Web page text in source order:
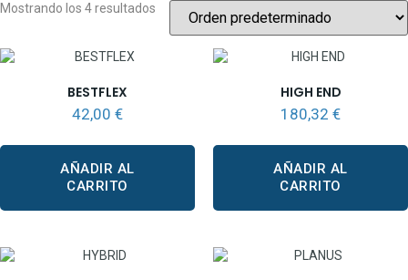
Mostrando los 4 resultados
BESTFLEX
42,00 €
AÑADIR AL
CARRITO
HIGH END
180,32 €
AÑADIR AL
CARRITO